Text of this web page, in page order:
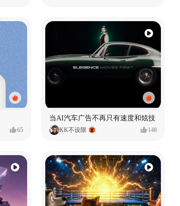
65
当AI汽车广告不再只有速度和炫技
KK不设限 148